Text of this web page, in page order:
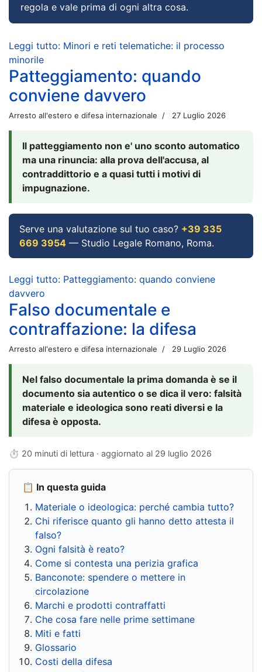
regola e vale prima di ogni altra cosa.
Leggi tutto: Minori e reti telematiche: il processo
minorile
Patteggiamento: quando
conviene davvero
Arresto all'estero e difesa internazionale 27 Luglio 2026
Il patteggiamento non e' uno sconto automatico
ma una rinuncia: alla prova dell'accusa, al
contraddittorio e a quasi tutti i motivi di
impugnazione.
Serve una valutazione sul tuo caso? +39 335
669 3954 — Studio Legale Romano, Roma.
Leggi tutto: Patteggiamento: quando conviene
davvero
Falso documentale e
contraffazione: la difesa
Arresto all'estero e difesa internazionale 29 Luglio 2026
Nel falso documentale la prima domanda è se il
documento sia autentico o se dica il vero: falsità
materiale e ideologica sono reati diversi e la
difesa è opposta.
⏱ 20 minuti di lettura · aggiornato al 29 luglio 2026
📋 In questa guida
Materiale o ideologica: perché cambia tutto?
Chi riferisce quanto gli hanno detto attesta il
falso?
Ogni falsità è reato?
Come si contesta una perizia grafica
Banconote: spendere o mettere in
circolazione
Marchi e prodotti contraffatti
Che cosa fare nelle prime settimane
Miti e fatti
Glossario
Costi della difesa